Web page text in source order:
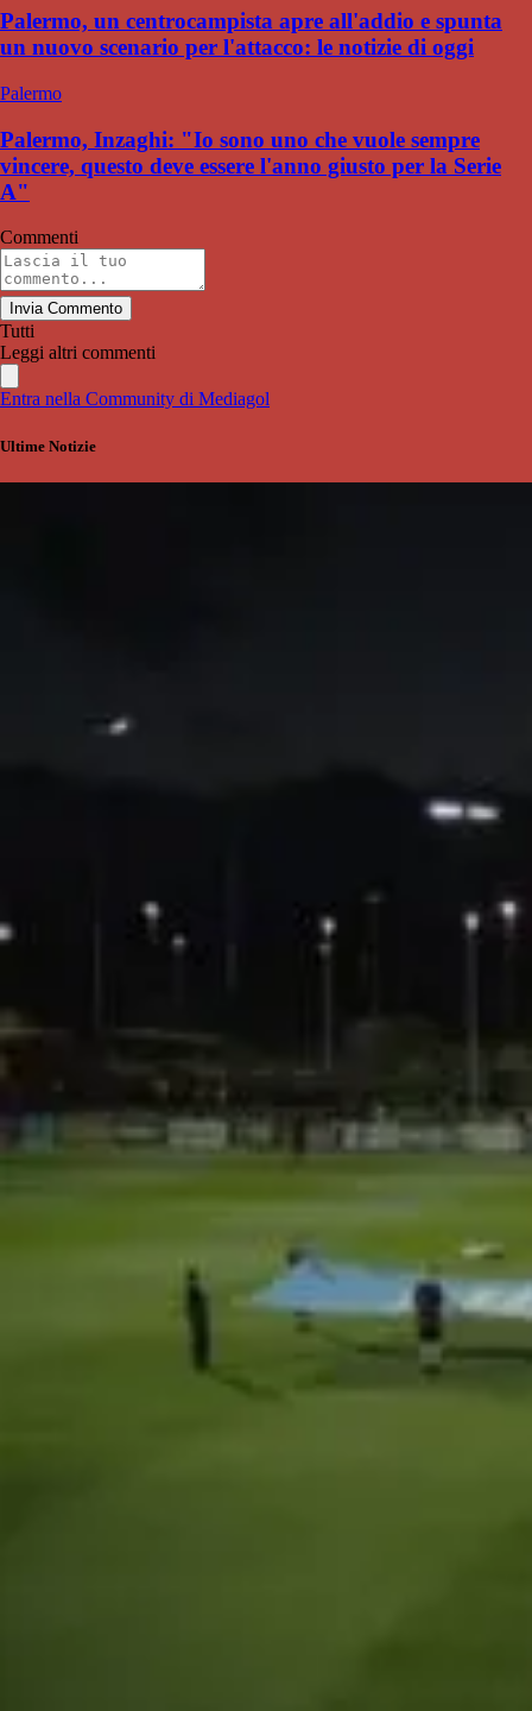
Palermo, un centrocampista apre all'addio e spunta
un nuovo scenario per l'attacco: le notizie di oggi
Palermo
Palermo, Inzaghi: "Io sono uno che vuole sempre
vincere, questo deve essere l'anno giusto per la Serie
A"
Commenti
Invia Commento
Tutti
Leggi altri commenti
Entra nella Community di Mediagol
Ultime Notizie